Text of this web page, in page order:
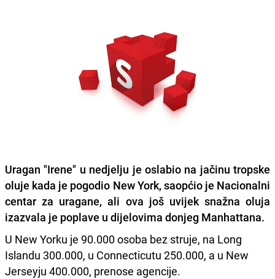
Uragan "Irene" u nedjelju je oslabio na jačinu tropske
oluje kada je pogodio New York, saopćio je Nacionalni
centar za uragane, ali ova još uvijek snažna oluja
izazvala je poplave u dijelovima donjeg Manhattana.
U New Yorku je 90.000 osoba bez struje, na Long
Islandu 300.000, u Connecticutu 250.000, a u New
Jerseyju 400.000, prenose agencije.